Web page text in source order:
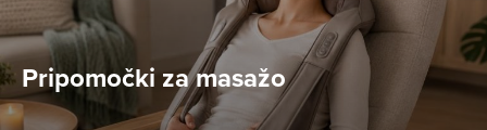
Pripomočki za masažo